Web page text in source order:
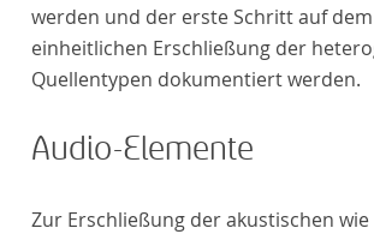
werden und der erste Schritt auf
einheitlichen Erschließung der
Quellentypen dokumentiert werden.
Audio-Elemente
Zur Erschließung der akustischen